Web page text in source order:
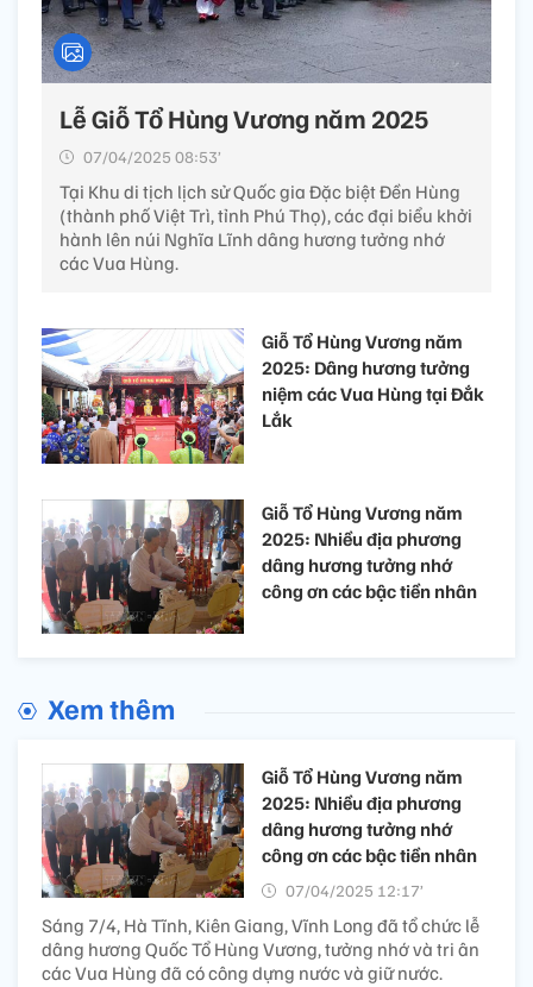
Lễ Giỗ Tổ Hùng Vương năm 2025
07/04/2025 08:53’
Tại Khu di tịch lịch sử Quốc gia Đặc biệt Đền Hùng
(thành phố Việt Trì, tỉnh Phú Thọ), các đại biểu khởi
hành lên núi Nghĩa Lĩnh dâng hương tưởng nhớ
các Vua Hùng.
Giỗ Tổ Hùng Vương năm
2025: Dâng hương tưởng
niệm các Vua Hùng tại Đắk
Lắk
Giỗ Tổ Hùng Vương năm
2025: Nhiều địa phương
dâng hương tưởng nhớ
công ơn các bậc tiền nhân
Xem thêm
Giỗ Tổ Hùng Vương năm
2025: Nhiều địa phương
dâng hương tưởng nhớ
công ơn các bậc tiền nhân
07/04/2025 12:17’
Sáng 7/4, Hà Tĩnh, Kiên Giang, Vĩnh Long đã tổ chức lễ
dâng hương Quốc Tổ Hùng Vương, tưởng nhớ và tri ân
các Vua Hùng đã có công dựng nước và giữ nước.